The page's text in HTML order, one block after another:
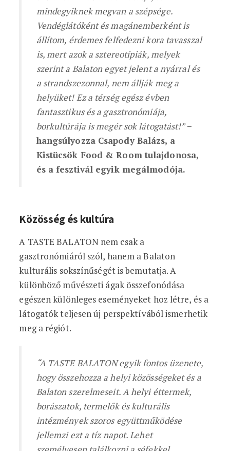
mindegyiknek megvan a szépsége.
Vendéglátóként és magánemberként is
állítom, érdemes felfedezni kora tavasszal
is, mert azok a sztereotípiák, melyek
szerint a Balaton egyet jelent a nyárral és
a strandszezonnal, nem állják meg a
helyüket! Ez a térség egész évben
fantasztikus és a gasztronómiája,
borkultúrája is megér sok látogatást!”–
hangsúlyozza Csapody Balázs, a
Kistücsök Food & Room tulajdonosa,
és a fesztivál egyik megálmodója.
Közösség és kultúra
A TASTE BALATON nem csak a
gasztronómiáról szól, hanem a Balaton
kulturális sokszínűségét is bemutatja. A
különböző művészeti ágak összefonódása
egészen különleges eseményeket hoz létre, és a
látogatók teljesen új perspektívából ismerhetik
meg a régiót.
“A TASTE BALATON egyik fontos üzenete,
hogy összehozza a helyi közösségeket és a
Balaton szerelmeseit. A helyi éttermek,
borászatok, termelők és kulturális
intézmények szoros együttműködése
jellemzi ezt a tíz napot. Lehet